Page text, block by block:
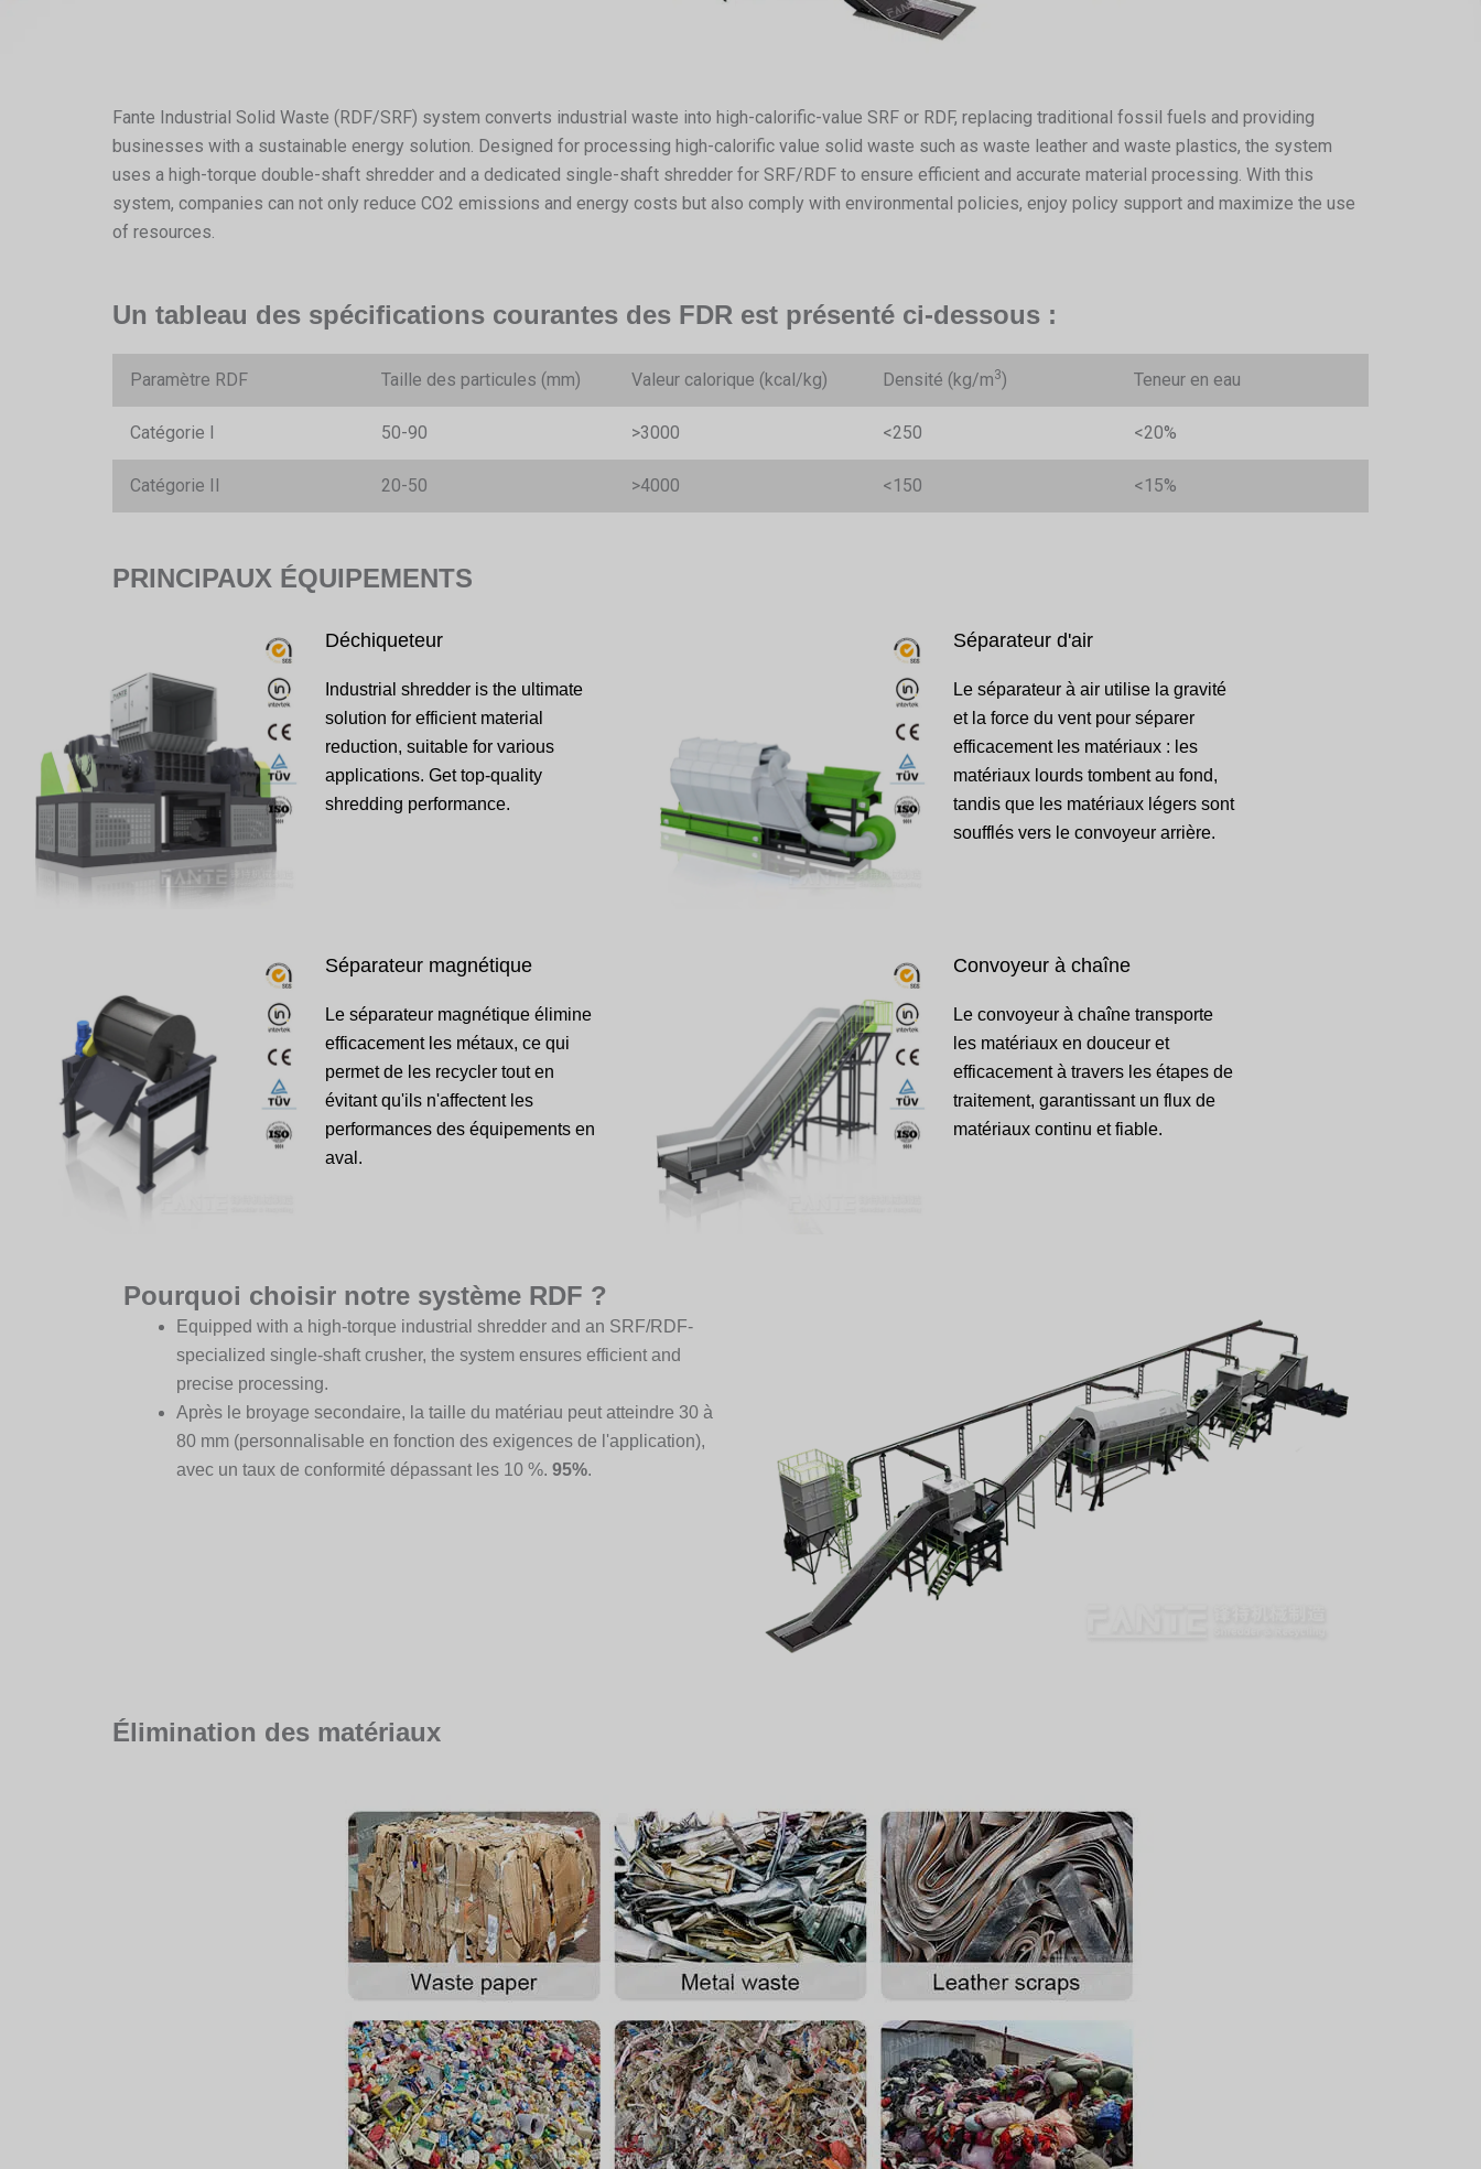
Fante Industrial Solid Waste (RDF/SRF) system converts industrial waste into high-calorific-value SRF or RDF, replacing traditional fossil fuels and providing
businesses with a sustainable energy solution. Designed for processing high-calorific value solid waste such as waste leather and waste plastics, the system
uses a high-torque double-shaft shredder and a dedicated single-shaft shredder for SRF/RDF to ensure efficient and accurate material processing. With this
system, companies can not only reduce CO2 emissions and energy costs but also comply with environmental policies, enjoy policy support and maximize the use
of resources.
Un tableau des spécifications courantes des FDR est présenté ci-dessous :
Paramètre RDF Taille des particules (mm) Valeur calorique (kcal/kg) Densité (kg/m3) Teneur en eau
Catégorie I 50-90 >3000 <250 <20%
Catégorie II 20-50 >4000 <150 <15%
PRINCIPAUX ÉQUIPEMENTS
Déchiqueteur
Industrial shredder is the ultimate
solution for efficient material
reduction, suitable for various
applications. Get top-quality
shredding performance.
Séparateur d'air
Le séparateur à air utilise la gravité
et la force du vent pour séparer
efficacement les matériaux : les
matériaux lourds tombent au fond,
tandis que les matériaux légers sont
soufflés vers le convoyeur arrière.
Séparateur magnétique
Le séparateur magnétique élimine
efficacement les métaux, ce qui
permet de les recycler tout en
évitant qu'ils n'affectent les
performances des équipements en
aval.
Convoyeur à chaîne
Le convoyeur à chaîne transporte
les matériaux en douceur et
efficacement à travers les étapes de
traitement, garantissant un flux de
matériaux continu et fiable.
Pourquoi choisir notre système RDF ?
Equipped with a high-torque industrial shredder and an SRF/RDF-
specialized single-shaft crusher, the system ensures efficient and
precise processing.
Après le broyage secondaire, la taille du matériau peut atteindre 30 à
80 mm (personnalisable en fonction des exigences de l'application),
avec un taux de conformité dépassant les 10 %. 95%.
Élimination des matériaux